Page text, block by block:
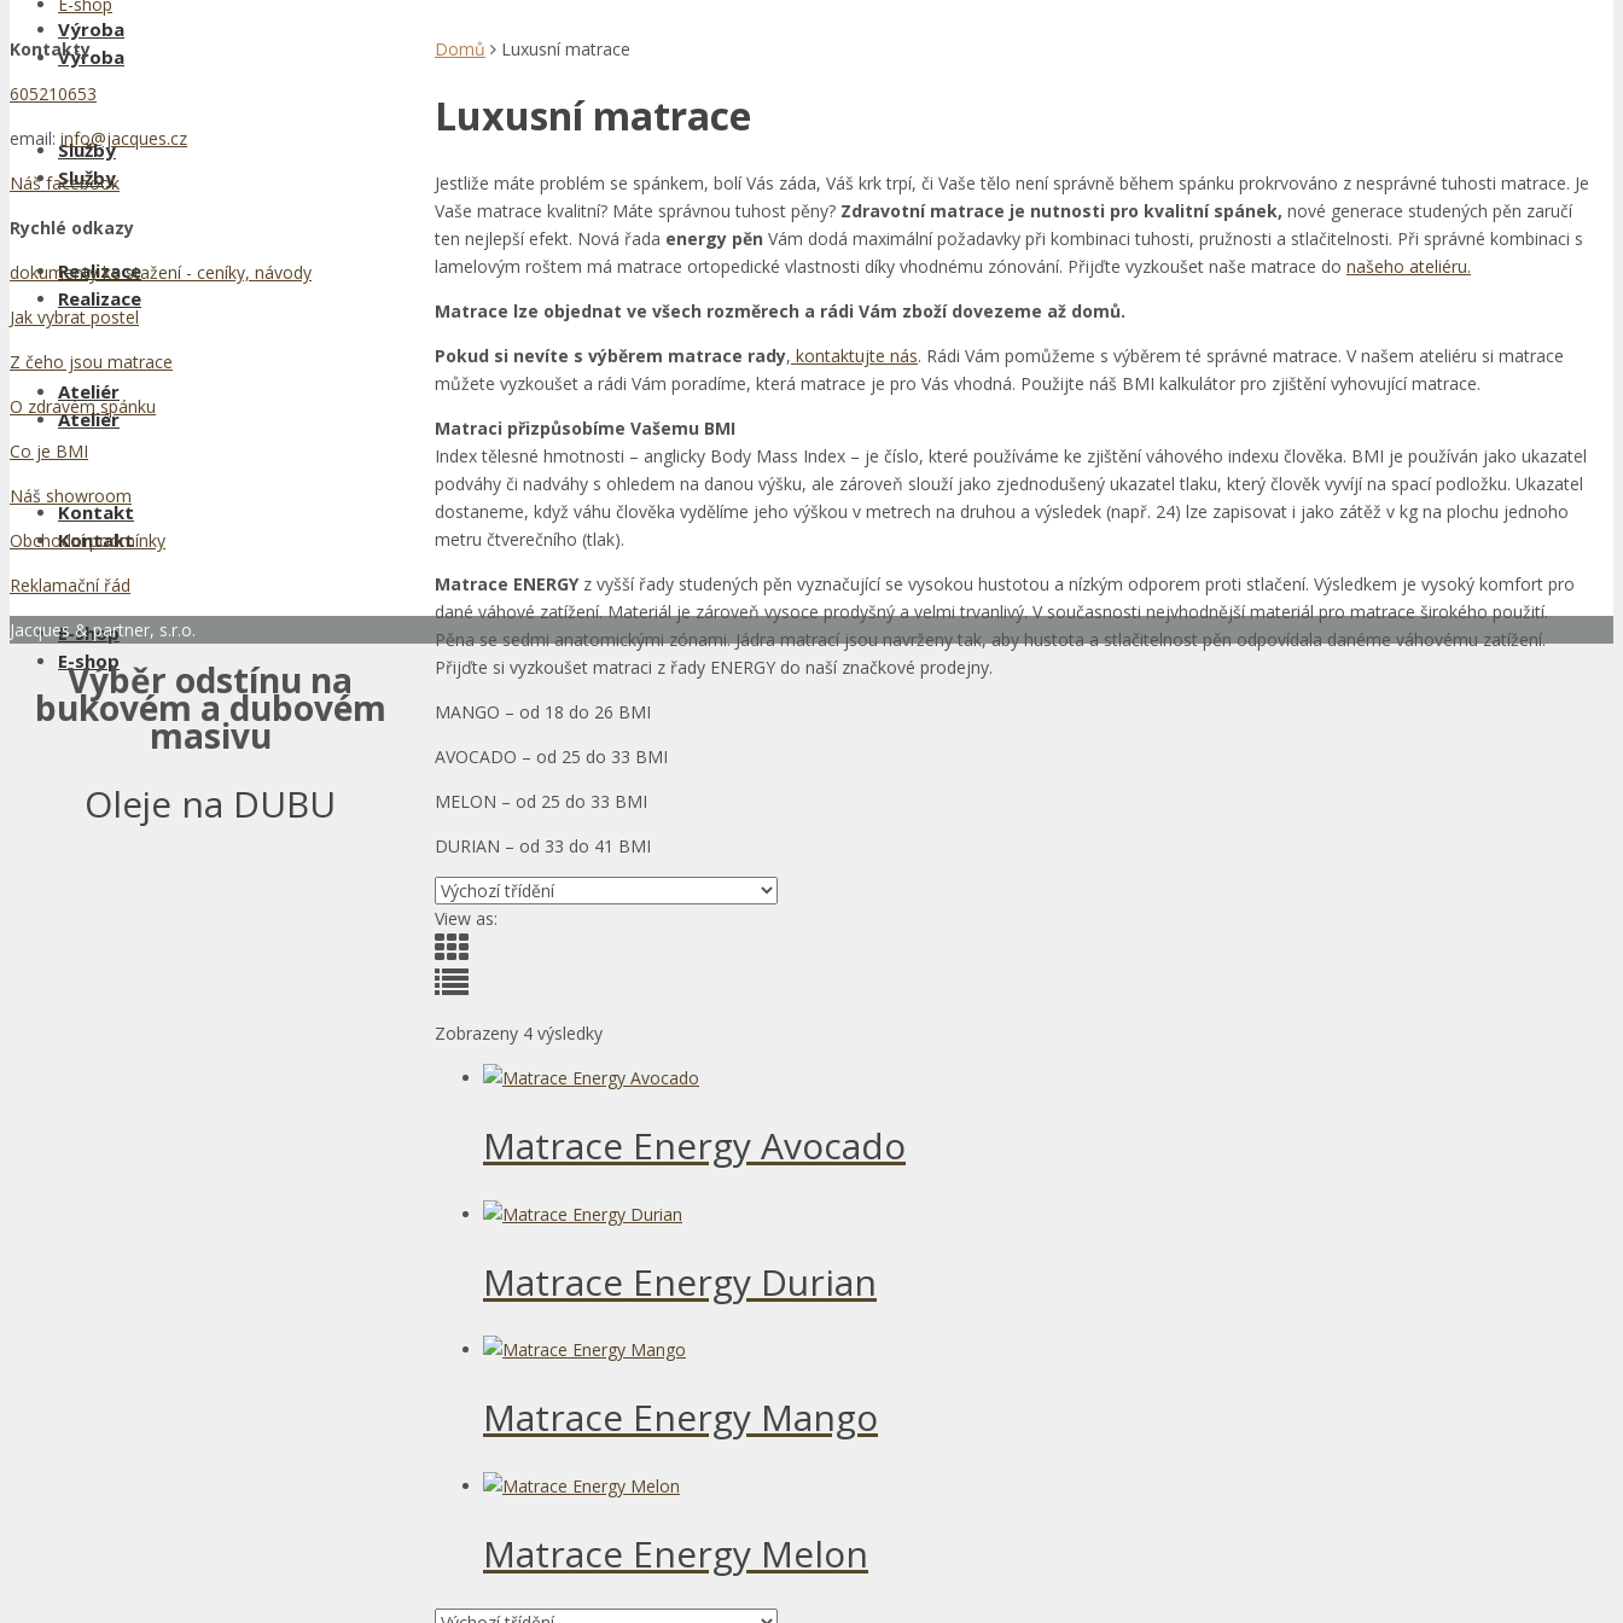
Výroba
Služby
Realizace
Ateliér
Kontakt
E-shop
Výroba
Služby
Realizace
Ateliér
Kontakt
E-shop
Domů
Luxusní matrace
Luxusní matrace
Jestliže máte problém se spánkem, bolí Vás záda, Váš krk trpí, či Vaše tělo není správně během spánku prokrvováno z nesprávné tuhosti matrace. Je
Vaše matrace kvalitní? Máte správnou tuhost pěny? Zdravotní matrace je nutnosti pro kvalitní spánek, nové generace studených pěn zaručí
ten nejlepší efekt. Nová řada energy pěn Vám dodá maximální požadavky při kombinaci tuhosti, pružnosti a stlačitelnosti. Při správné kombinaci s
lamelovým roštem má matrace ortopedické vlastnosti díky vhodnému zónování. Přijďte vyzkoušet naše matrace do našeho ateliéru.
Matrace lze objednat ve všech rozměrech a rádi Vám zboží dovezeme až domů.
Pokud si nevíte s výběrem matrace rady, kontaktujte nás. Rádi Vám pomůžeme s výběrem té správné matrace. V našem ateliéru si matrace
můžete vyzkoušet a rádi Vám poradíme, která matrace je pro Vás vhodná. Použijte náš BMI kalkulátor pro zjištění vyhovující matrace.
Matraci přizpůsobíme Vašemu BMI
Index tělesné hmotnosti – anglicky Body Mass Index – je číslo, které používáme ke zjištění váhového indexu člověka. BMI je používán jako ukazatel
podváhy či nadváhy s ohledem na danou výšku, ale zároveň slouží jako zjednodušený ukazatel tlaku, který člověk vyvíjí na spací podložku. Ukazatel
dostaneme, když váhu člověka vydělíme jeho výškou v metrech na druhou a výsledek (např. 24) lze zapisovat i jako zátěž v kg na plochu jednoho
metru čtverečního (tlak).
Matrace ENERGYz vyšší řady studených pěn vyznačující se vysokou hustotou a nízkým odporem proti stlačení. Výsledkem je vysoký komfort pro
dané váhové zatížení. Materiál je zároveň vysoce prodyšný a velmi trvanlivý. V současnosti nejvhodnější materiál pro matrace širokého použití.
Pěna se sedmi anatomickými zónami. Jádra matrací jsou navrženy tak, aby hustota a stlačitelnost pěn odpovídala danéme váhovému zatížení.
Přijďte si vyzkoušet matraci z řady ENERGY do naší značkové prodejny.
MANGO – od 18 do 26 BMI
AVOCADO – od 25 do 33 BMI
MELON – od 25 do 33 BMI
DURIAN – od 33 do 41 BMI
View as:
Zobrazeny 4 výsledky
Matrace Energy Avocado
Matrace Energy Durian
Matrace Energy Mango
Matrace Energy Melon
Kontakty
605210653
email: info@jacques.cz
Náš facebook
Rychlé odkazy
dokumenty ke stažení - ceníky, návody
Jak vybrat postel
Z čeho jsou matrace
O zdravém spánku
Co je BMI
Náš showroom
Obchodní podmínky
Reklamační řád
Jacques & partner, s.r.o.
Výběr odstínu na
bukovém a dubovém
masivu
Oleje na DUBU